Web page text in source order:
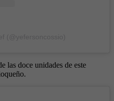
las doce unidades de este